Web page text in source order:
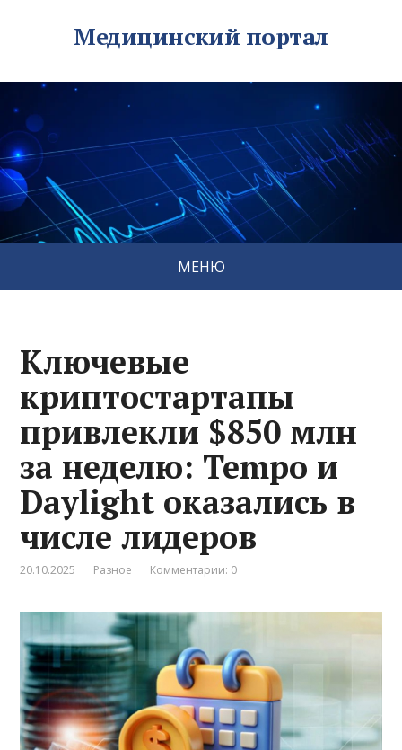
Медицинский портал
МЕНЮ
Ключевые
криптостартапы
привлекли $850 млн
за неделю: Tempo и
Daylight оказались в
числе лидеров
20.10.2025 Разное Комментарии: 0